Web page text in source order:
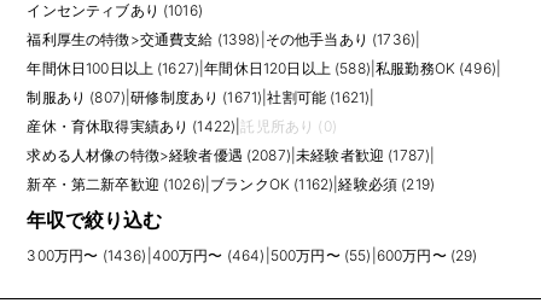
インセンティブあり (1016)
福利厚生の特徴>交通費支給 (1398) その他手当あり (1736)
年間休日100日以上 (1627) |年間休日120日以上 (588) |私服勤務OK (496)
制服あり (807) |研修制度あり (1671) |社割可能 (1621)
産休・育休取得実績あり (1422) |託児所あり (0)
求める人材像の特徴>経験者優遇 (2087) |未経験者歓迎 (1787)
新卒・第二新卒歓迎 (1026) ブランクOK (1162) |経験必須 (219)
年収で絞り込む
300万円〜 (1436) 400万円〜 (464) 500万円〜 (55) 600万円〜 (29)